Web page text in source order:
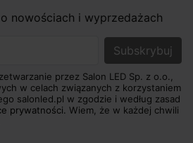
nowościach i wyprzedażach
przez Salon LED Sp. z o.o.,
w celach związanych z korzystaniem
salonled.pl w zgodzie i według zasad
prywatności. Wiem, że w każdej chwili